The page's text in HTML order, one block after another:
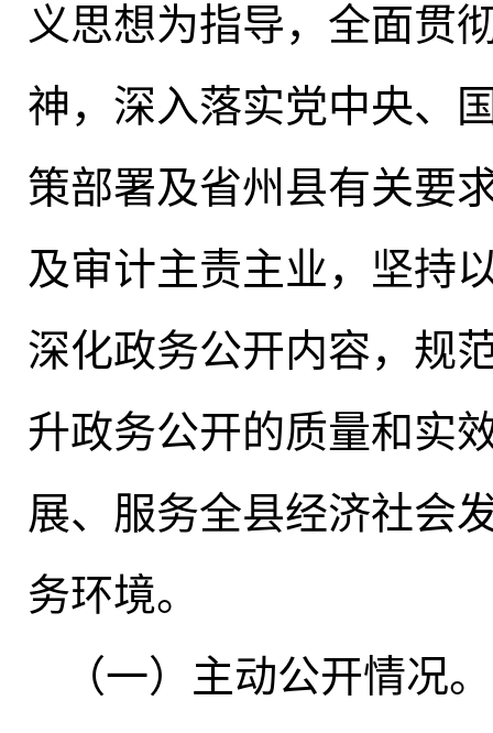
义思想为指导，全面贯
神， 深入落实党中央、
策部署及省州县有关要
及审计主责主业 ， 坚持
深化政务公开内容， 规
升政务公开的质量和实
展、服务全县经济社会
务环境。
（一）主动公开情况。